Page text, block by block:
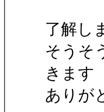
了解し
そうそ
きます
ありが